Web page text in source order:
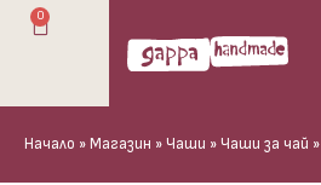
0
Начало » Магазин » Чаши » Чаши за чай »